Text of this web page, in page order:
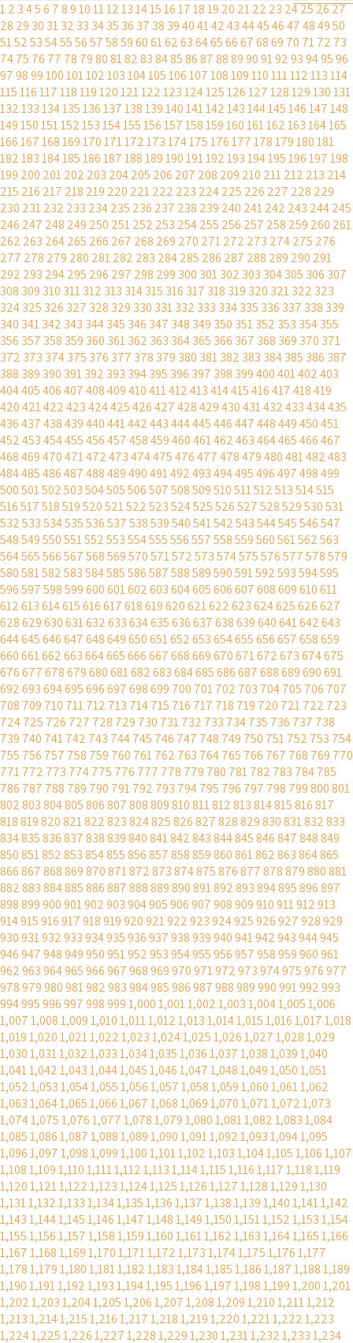
12 3456 78910111213141516171819 20 2122 23 24252627
28 29 30 3132 33 3435 36 37 38 394041424344454647484950
51525354555657585960616263646566676869 70 7172 73
7475 76 77 78 798081828384858687888990919293949596
979899100101102103104105106107108109110111112113114
115116117118119120121122123124125126127128129130131
132133134135136137138139140141142143144145146147148
149150151152153154155156157158159160161162163164165
166167168169170171172173174175176177178179180181
182183184185186187188189190191192193194195196197198
199 200 201202 203 204205 206 207 208 209 210 211212 213 214
215 216 217 218 219 220 221222 223 224225 226 227 228 229
230 231232 233 234235 236 237 238 239 240 241242 243 244245
246 247 248 249 250 251252 253 254255 256 257 258 259 260 261
262 263 264265 266 267 268 269 270 271272 273 274275 276
277 278 279 280 281282 283 284285 286 287 288 289 290 291
292 293 294295 296 297 298 299 300 301302 303 304305 306 307
308 309 310 311312 313 314315 316 317 318 319 320 321322 323
324325 326 327 328 329 330 331332 333 334335 336 337 338 339
340 341342 343 344345 346 347 348 349 350 351352 353 354355
356 357 358 359 360 361362 363 364365 366 367 368 369 370 371
372 373 374375 376 377 378 379 380 381382 383 384385 386 387
388 389 390 391392 393 394395 396 397 398 399400401402403
404405406407408409410411412413414415416417418419
420421422423424425426427428429430431432433434435
436437438439440441442443444445446447448449450451
452453454455456457458459460461462463464465466467
468469470471472473474475476477478479480481482483
484485486487488489490491492493494495496497498499
500501502503504505506507508509510511512513514515
516517518519520521522523524525526527528529530531
532533534535536537538539540541542543544545546547
548549550551552553554555556557558559560561562563
564565566567568569570571572573574575576577578579
580581582583584585586587588589590591592593594595
596597598599600601602603604605606607608609610611
612613614615616617618619620621622623624625626627
628629630631632633634635636637638639640641642643
644645646647648649650651652653654655656657658659
660661662663664665666667668669670671672673674675
676677678679680681682683684685686687688689690691
692693694695696697698699 700 701702 703 704705 706 707
708 709 710 711712 713 714715 716 717 718 719 720 721722 723
724725 726 727 728 729 730 731732 733 734735 736 737 738
739 740 741742 743 744745 746 747 748 749 750 751752 753 754
755 756 757 758 759 760 761762 763 764765 766 767 768 769 770
771772 773 774775 776 777 778 779 780 781782 783 784785
786 787 788 789 790 791792 793 794795 796 797 798 799800801
802803804805806807808809810811812813814815816817
818819820821822823824825826827828829830831832833
834835836837838839840841842843844845846847848849
850851852853854855856857858859860861862863864865
866867868869870871872873874875876877878879880881
882883884885886887888889890891892893894895896897
898899900901902903904905906907908909910911912913
914915916917918919920921922923924925926927928929
930931932933934935936937938939940941942943944945
946947948949950951952953954955956957958959960961
962963964965966967968969970971972973974975976977
978979980981982983984985986987988989990991992993
9949959969979989991,0001,0011,0021,0031,0041,0051,006
1,0071,0081,0091,0101,0111,0121,0131,0141,0151,0161,0171,018
1,0191,0201,0211,0221,0231,0241,0251,0261,0271,0281,029
1,0301,0311,0321,0331,0341,0351,0361,0371,0381,0391,040
1,0411,0421,0431,0441,0451,0461,0471,0481,0491,0501,051
1,0521,0531,0541,0551,0561,0571,0581,0591,0601,0611,062
1,0631,0641,0651,0661,0671,0681,0691,0701,0711,0721,073
1,0741,0751,0761,0771,0781,0791,0801,0811,0821,0831,084
1,0851,0861,0871,0881,0891,0901,0911,0921,0931,0941,095
1,0961,0971,0981,0991,1001,1011,1021,1031,1041,1051,1061,107
1,1081,1091,1101,1111,1121,1131,1141,1151,1161,1171,1181,119
1,1201,1211,1221,1231,1241,1251,1261,1271,1281,1291,130
1,1311,1321,1331,1341,1351,1361,1371,1381,1391,1401,1411,142
1,1431,1441,1451,1461,1471,1481,1491,1501,1511,1521,1531,154
1,1551,1561,1571,1581,1591,1601,1611,1621,1631,1641,1651,166
1,1671,1681,1691,1701,1711,1721,1731,1741,1751,1761,177
1,1781,1791,1801,1811,1821,1831,1841,1851,1861,1871,1881,189
1,1901,1911,1921,1931,1941,1951,1961,1971,1981,1991,2001,201
1,2021,2031,2041,2051,2061,2071,2081,2091,2101,2111,212
1,2131,2141,2151,2161,2171,2181,2191,2201,2211,2221,223
1,2241,2251,2261,2271,2281,2291,2301,2311,2321,2331,234